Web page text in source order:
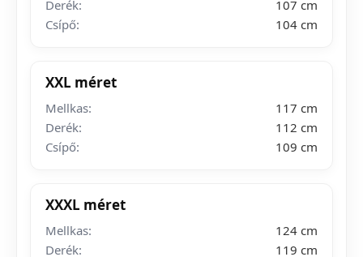
Derék:
107 cm
Csípő:
104 cm
XXL méret
Mellkas:
117 cm
Derék:
112 cm
Csípő:
109 cm
XXXL méret
Mellkas:
124 cm
Derék:
119 cm